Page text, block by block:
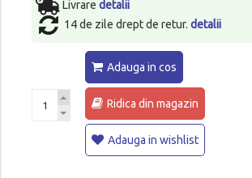
Livrare detalii
14 de zile drept de retur. detalii
Adauga in cos
Ridica din magazin
Adauga in wishlist